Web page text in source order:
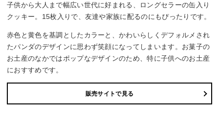
子供から大人まで幅広い世代に好まれる、ロングセラーの缶入り
クッキー。15枚入りで、友達や家族に配るのにもぴったりです。
赤色と黄色を基調としたカラーと、かわいらしくデフォルメされ
たパンダのデザインに思わず笑顔になってしまいます。お菓子の
お土産のなかではポップなデザインのため、特に子供へのお土産
におすすめです。
販売サイトで見る